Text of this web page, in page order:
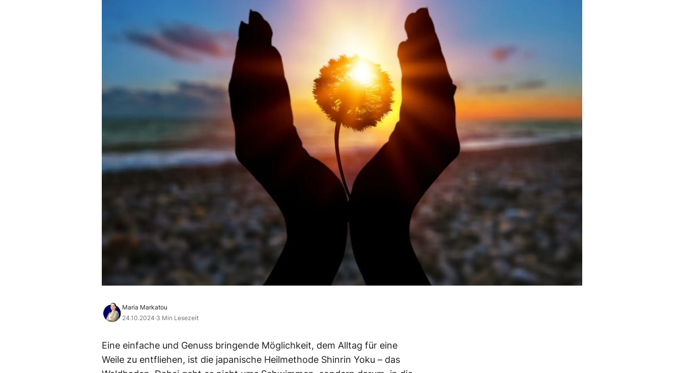
Maria Markatou
24.10.2024·3 Min Lesezeit
Eine einfache und Genuss bringende Möglichkeit, dem Alltag für eine
Weile zu entfliehen, ist die japanische Heilmethode Shinrin Yoku – das